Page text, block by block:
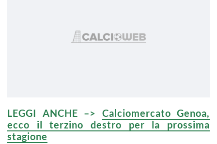
LEGGI ANCHE –> Calciomercato Genoa,
ecco il terzino destro per la prossima
stagione